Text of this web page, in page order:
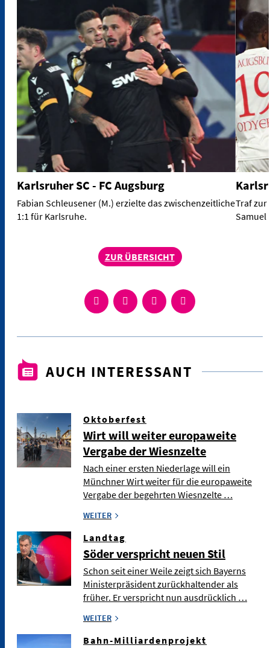
Karlsruher SC - FC Augsburg
Fabian Schleusener (M.) erzielte das zwischenzeitliche
1:1 für Karlsruhe.
Traf zur
Samuel
ZUR ÜBERSICHT
AUCH INTERESSANT
Oktoberfest
Wirt will weiter europaweite
Vergabe der Wiesnzelte
Nach einer ersten Niederlage will ein
Münchner Wirt weiter für die europaweite
Vergabe der begehrten Wiesnzelte …
WEITER
Landtag
Söder verspricht neuen Stil
Schon seit einer Weile zeigt sich Bayerns
Ministerpräsident zurückhaltender als
früher. Er verspricht nun ausdrücklich …
WEITER
Bahn-Milliardenprojekt